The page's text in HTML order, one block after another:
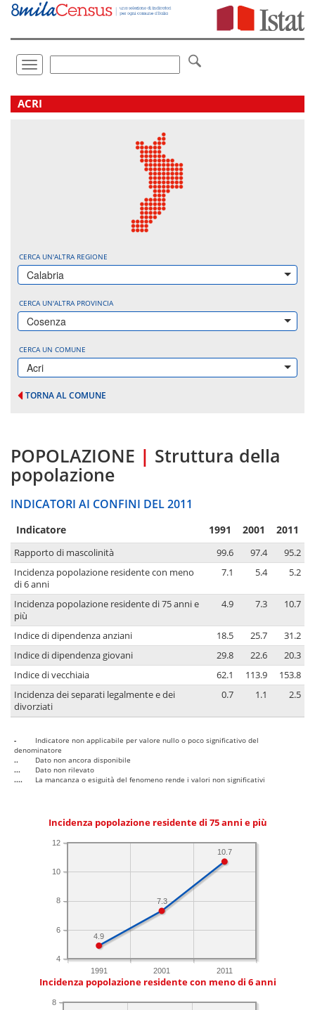
Vai
direttamente
Toggle
navigation
.
ACRI
CERCA UN'ALTRA REGIONE
Calabria
CERCA UN'ALTRA PROVINCIA
Cosenza
CERCA UN COMUNE
Acri
TORNA AL COMUNE
POPOLAZIONE | Struttura della
popolazione
INDICATORI AI CONFINI DEL 2011
Indicatore 1991 2001 2011
Rapporto di mascolinità 99.6 97.4
95.2
Incidenza popolazione residente con meno
di 6 anni
7.1 5.4 5.2
Incidenza popolazione residente di 75 anni e
più
4.9 7.3 10.7
Indice di dipendenza anziani 18.5 25.7
31.2
Indice di dipendenza giovani
29.8 22.6
20.3
Indice di vecchiaia
62.1 113.9
153.8
Incidenza dei separati legalmente e dei
divorziati
0.7 1.1 2.5
-
Indicatore non applicabile per valore nullo o poco significativo del
denominatore
..
Dato non ancora disponibile
...
Dato non rilevato
....
La mancanza o esiguità del fenomeno rende i valori non significativi
Incidenza popolazione residente di 75 anni e più
1991 2001 2011
4
6
8
10
12
10.7
7.3
4.9
Incidenza popolazione residente con meno di 6 anni
8